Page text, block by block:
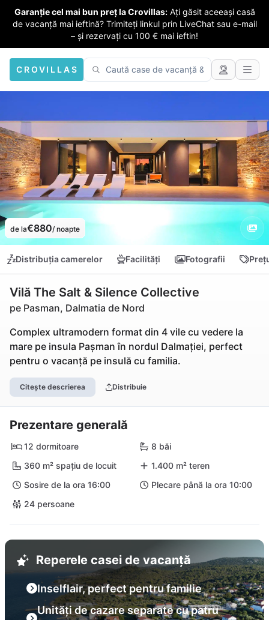
Garanție cel mai bun preț la Crovillas: Ați găsit aceeași casă
de vacanță mai ieftină? Trimiteți linkul prin LiveChat sau e-mail
– și rezervați cu 100 € mai ieftin!
CROVILLAS
de la€880/ noapte
Distribuția camerelor Facilități Fotografii
Vilă The Salt & Silence Collective
pe Pasman, Dalmatia de Nord
Complex ultramodern format din 4 vile cu vedere la
mare pe insula Pașman în nordul Dalmației, perfect
pentru o vacanță pe insulă cu familia.
Citește descrierea Distribuie
Prezentare generală
12 dormitoare
8 băi
360 m² spațiu de locuit
1.400 m² teren
Sosire de la ora 16:00
Plecare până la ora 10:00
24 persoane
Reperele casei de vacanță
Inselflair, perfect pentru familie
Unități de cazare separate cu patru